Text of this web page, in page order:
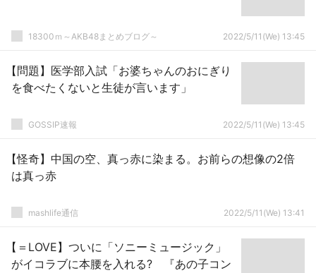
18300ｍ～AKB48まとめブログ～ 2022/5/11(We) 13:45
【問題】医学部入試「お婆ちゃんのおにぎり
を食べたくないと生徒が言います」
GOSSIP速報 2022/5/11(We) 13:45
【怪奇】中国の空、真っ赤に染まる。お前らの想像の2倍
は真っ赤
mashlife通信 2022/5/11(We) 13:41
【＝LOVE】ついに「ソニーミュージック」
がイコラブに本腰を入れる? 『あの子コン